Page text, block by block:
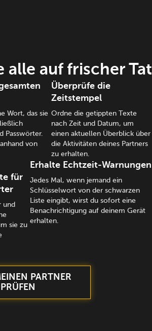
alle auf frischer Tat
Wort, das sie
Passwörter.
von
Überprüfe die
Zeitstempel
Ordne die getippten Texte
nach Zeit und Datum, um
einen aktuellen Überblick über
die Aktivitäten deines Partners
zu erhalten.
für
und
sie zu
Erhalte Echtzeit-Warnungen
Jedes Mal, wenn jemand ein
Schlüsselwort von der schwarzen
Liste eingibt, wirst du sofort eine
Benachrichtigung auf deinem Gerät
erhalten.
PARTNER
PRÜFEN